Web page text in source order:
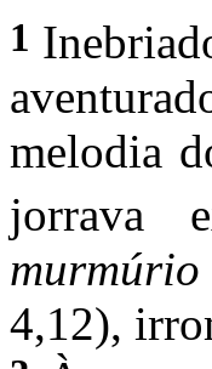
1
melodia
jorrava
murmúrio
4,12),